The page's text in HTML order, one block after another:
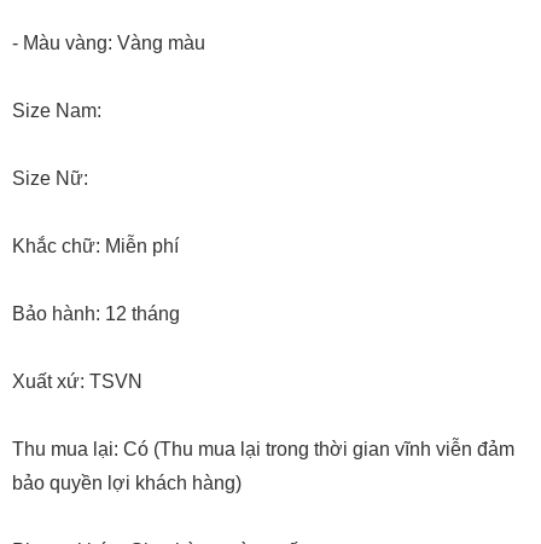
- Màu vàng: Vàng màu
Size Nam:
Size Nữ:
Khắc chữ: Miễn phí
Bảo hành: 12 tháng
Xuất xứ: TSVN
Thu mua lại: Có (Thu mua lại trong thời gian vĩnh viễn đảm
bảo quyền lợi khách hàng)